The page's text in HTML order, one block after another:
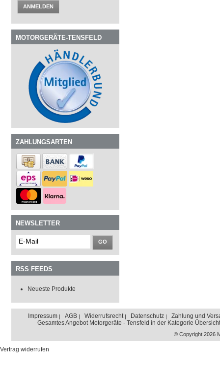
ANMELDEN
MOTORGERÄTE-TENSFELD
ZAHLUNGSARTEN
NEWSLETTER
GO
RSS FEEDS
Neueste Produkte
Impressum AGB Widerrufsrecht Datenschutz
Zahlung und
Gesamtes Angebot Motorgeräte - Tensfeld in der Kategorie Übersicht
© Copyright 2026
Vertrag widerrufen